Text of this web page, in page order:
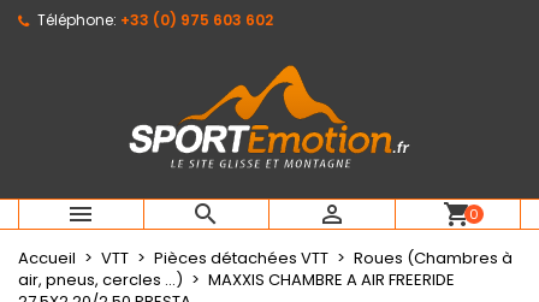
Téléphone: +33 (0) 975 603 602
   shopping_cart0
Accueil VTT Pièces détachées VTT
Roues (Chambres à
air, pneus, cercles ...)
MAXXIS CHAMBRE A AIR FREERIDE
Créer une nouvelle liste
Nom de la liste d'envies
Annuler Créer une liste d'envies
Vous devez être connecté pour ajouter des produits
à votre liste d'envies.
Annuler Connexion